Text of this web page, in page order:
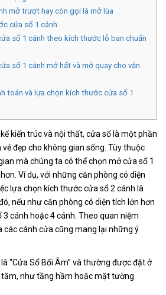
mở trượt hay còn gọi là mở lùa
cửa sổ 1 cánh
sổ 1 cánh theo kích thước lỗ ban chuẩn
sổ 1 cánh mở hất và mở quay cho văn
toán và lựa chọn kích thước cửa sổ 1
kiến trúc và nội thất, cửa sổ là một phần
đẹp cho không gian sống. Tùy thuộc
mà chúng ta có thể chọn mở cửa sổ 1
Ví dụ, với những căn phòng có diện
lựa chọn kích thước cửa sổ 2 cánh là
nếu như căn phòng có diện tích lớn hơn
cánh hoặc 4 cánh. Theo quan niệm
các cánh cửa cũng mang lại những ý
“Cửa Sổ Bối Âm” và thường được đặt ở
như tầng hầm hoặc mặt tường